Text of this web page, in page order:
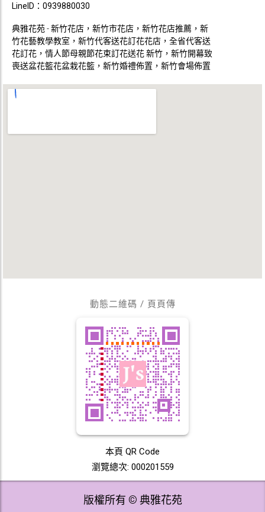
LineID：0939880030
典雅花苑 - 新竹花店，新竹市花店，新竹花店推薦，新
竹花藝教學教室，新竹代客送花訂花花店，全省代客送
花訂花，情人節母親節花束訂花送花 新竹，新竹開幕致
喪送盆花籃花盆栽花籃，新竹婚禮佈置，新竹會場佈置
動態二維碼 / 頁頁傳
本頁 QR Code
瀏覽總次: 000201559
版權所有 © 典雅花苑